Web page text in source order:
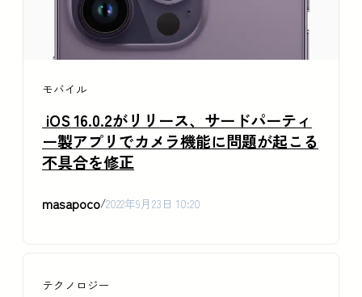
モバイル
iOS 16.0.2がリリース、サードパーティ
ー製アプリでカメラ機能に問題が起こる
不具合を修正
masapoco/2022年9月23日 10:20
テクノロジー